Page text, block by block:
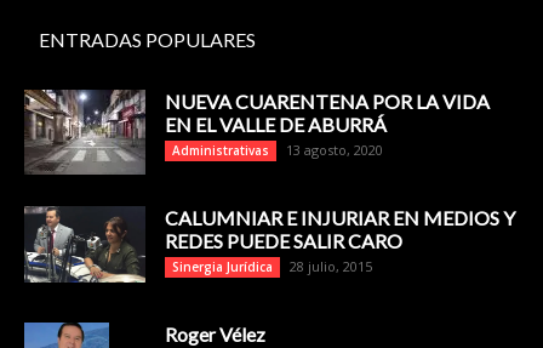
ENTRADAS POPULARES
NUEVA CUARENTENA POR LA VIDA
EN EL VALLE DE ABURRÁ
Administrativas 13 agosto, 2020
CALUMNIAR E INJURIAR EN MEDIOS Y
REDES PUEDE SALIR CARO
Sinergia Jurídica 28 julio, 2015
Roger Vélez